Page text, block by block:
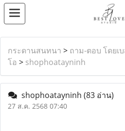
กระดานสนทนา > ถาม-ตอบ โดยเ
โอ > shophoatayninh
shophoatayninh (83 อ่าน)
27 ส.ค. 2568 07:40